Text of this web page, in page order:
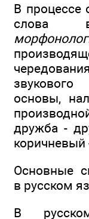
В процессе
слова
основы,
дружба -
коричневый
Основные
в русском
В